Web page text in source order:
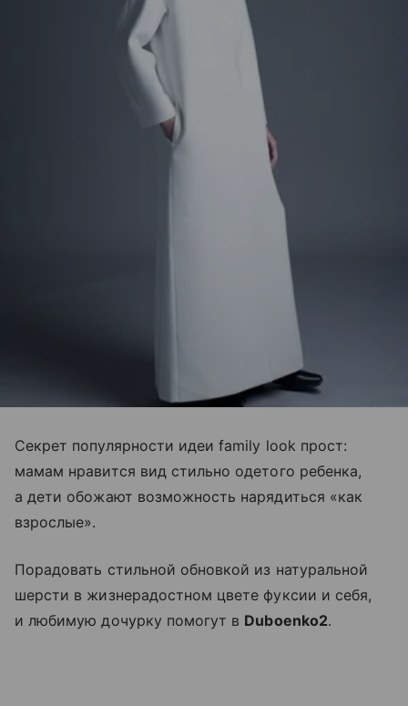
Секрет популярности идеи family look прост:
мамам нравится вид стильно одетого ребенка,
а дети обожают возможность нарядиться «как
взрослые».
Порадовать стильной обновкой из натуральной
шерсти в жизнерадостном цвете фуксии и себя,
и любимую дочурку помогут в Duboenko2.